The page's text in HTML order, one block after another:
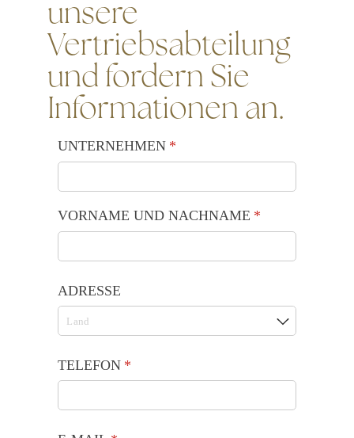
unsere
Vertriebsabteilung
und fordern Sie
Informationen an.
UNTERNEHMEN *
(is vereist)
VORNAME UND NACHNAME *
(is vereist)
ADRESSE
TELEFON *
(is vereist)